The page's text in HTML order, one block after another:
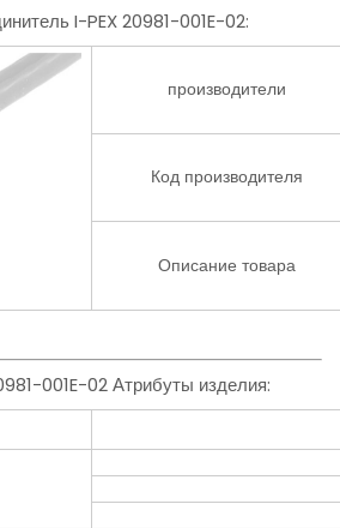
I-PEX 20981-001E-02:
производители
Код производителя
Описание товара
001E-02 Атрибуты изделия: